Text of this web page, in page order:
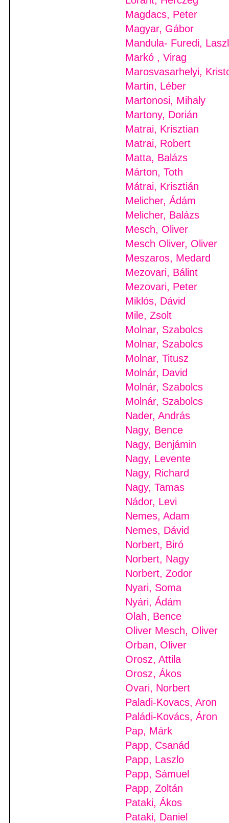
Magdacs, Peter
Magyar, Gábor
Mandula- Furedi,
Markó , Virag
Marosvasarhelyi,
Martin, Léber
Martonosi, Mihaly
Martony, Dorián
Matrai, Krisztian
Matrai, Robert
Matta, Balázs
Márton, Toth
Mátrai, Krisztián
Melicher, Ádám
Melicher, Balázs
Mesch, Oliver
Mesch Oliver, Oliver
Meszaros, Medard
Mezovari, Bálint
Mezovari, Peter
Miklós, Dávid
Mile, Zsolt
Molnar, Szabolcs
Molnar, Szabolcs
Molnar, Titusz
Molnár, David
Molnár, Szabolcs
Molnár, Szabolcs
Nader, András
Nagy, Bence
Nagy, Benjámin
Nagy, Levente
Nagy, Richard
Nagy, Tamas
Nádor, Levi
Nemes, Adam
Nemes, Dávid
Norbert, Biró
Norbert, Nagy
Norbert, Zodor
Nyari, Soma
Nyári, Ádám
Olah, Bence
Oliver Mesch, Oliver
Orban, Oliver
Orosz, Attila
Orosz, Ákos
Ovari, Norbert
Paladi-Kovacs, Aron
Paládi-Kovács, Áron
Pap, Márk
Papp, Csanád
Papp, Laszlo
Papp, Sámuel
Papp, Zoltán
Pataki, Ákos
Pataki, Daniel